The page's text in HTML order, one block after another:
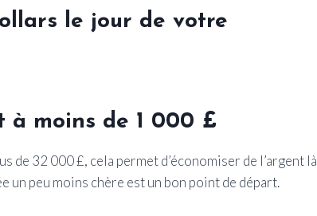
le jour de votre
à moins de 1 000 £
de 32 000 £, cela permet d’économiser de l’argent là
un peu moins chère est un bon point de départ.